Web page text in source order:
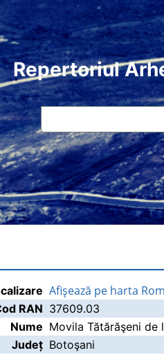
Repertoriul
Afişează pe harta
RAN 37609.03
Nume Movila Tătărăşeni de
Județ Botoşani